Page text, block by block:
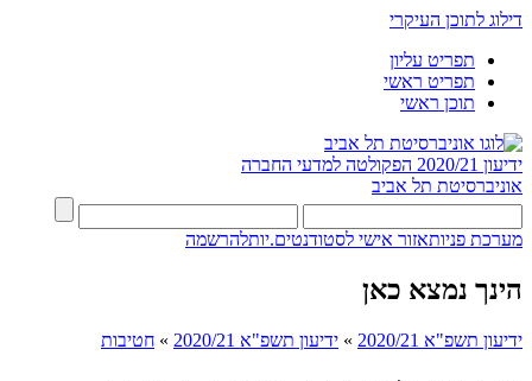
דילוג לתוכן העיקרי
תפריט עליון
תפריט ראשי
תוכן ראשי
ידיעון 2020/21
הפקולטה למדעי החברה
אוניברסיטת תל אביב
מערכת פניותאזור אישי לסטודנטים.יותלהרשמה
הינך נמצא כאן
ידיעון תשפ"א 2020/21 » ידיעון תשפ"א 2020/21 » חטיבות